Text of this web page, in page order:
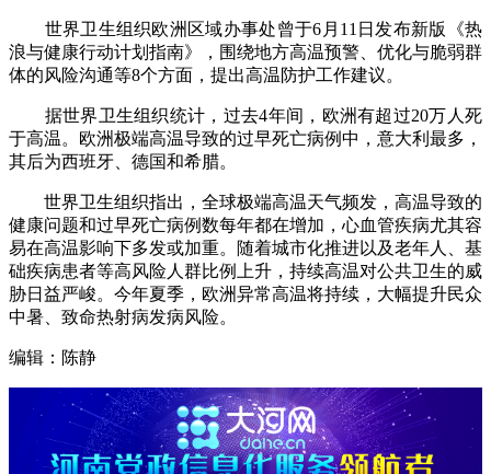
世界卫生组织欧洲区域办事处曾于6月11日发布新版《热
浪与健康行动计划指南》，围绕地方高温预警、优化与脆弱群
体的风险沟通等8个方面，提出高温防护工作建议。
据世界卫生组织统计，过去4年间，欧洲有超过20万人死
于高温。欧洲极端高温导致的过早死亡病例中，意大利最多，
其后为西班牙、德国和希腊。
世界卫生组织指出，全球极端高温天气频发，高温导致的
健康问题和过早死亡病例数每年都在增加，心血管疾病尤其容
易在高温影响下多发或加重。随着城市化推进以及老年人、基
础疾病患者等高风险人群比例上升，持续高温对公共卫生的威
胁日益严峻。今年夏季，欧洲异常高温将持续，大幅提升民众
中暑、致命热射病发病风险。
编辑：陈静